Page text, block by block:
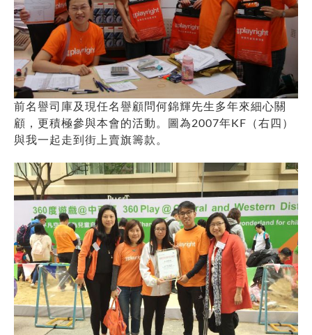
前名譽司庫及現任名譽顧問何錦輝先生多年來細心關
顧，更積極參與本會的活動。圖為2007年KF（右四）
與我一起走到街上賣旗籌款。